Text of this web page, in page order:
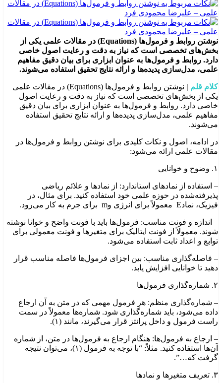
نوشتن روابط و فرمول‌ها (Equations) در مقالات علمی یکی از
بخش‌های تخصصی است که نیاز به دقت و رعایت اصول خاصی
دارد. روابط و فرمول‌ها به عنوان ابزاری برای بیان دقیق مفاهیم
علمی، مدل‌سازی پدیده‌ها و ارائه نتایج تحقیق استفاده می‌شوند.
کلام قلم |
نوشتن روابط و فرمول‌ها (Equations) در مقالات علمی
یکی از بخش‌های تخصصی است که نیاز به دقت و رعایت اصول
خاصی دارد. روابط و فرمول‌ها به عنوان ابزاری برای بیان دقیق
مفاهیم علمی، مدل‌سازی پدیده‌ها و ارائه نتایج تحقیق استفاده
می‌شوند.
در ادامه، اصول و نکات کلیدی برای نوشتن روابط و فرمول‌ها در
مقالات علمی ارائه می‌شود:
۱. وضوح و خوانایی
– استفاده از نمادهای استاندارد: از نمادها و علائم ریاضی
پذیرفته‌شده در حوزه علمی خود استفاده کنید. برای مثال، در
فیزیک، نمادE معمولاً برای انرژی وm برای جرم به کار می‌رود.
– اندازه و فونت مناسب: فرمول‌ها باید با فونت واضح و خوانا نوشته
شوند. معمولاً از فونت ایتالیک برای متغیرها و فونت معمولی برای
توابع و اعداد ثابت استفاده می‌شود.
– فاصله‌گذاری مناسب: بین اجزای فرمول‌ها فاصله مناسب قرار
دهید تا خوانایی افزایش یابد.
۲. شماره‌گذاری فرمول‌ها
– شماره‌گذاری منظم: هر فرمول مهمی که در متن به آن ارجاع
داده می‌شود، باید شماره‌گذاری شود. شماره‌ها معمولاً در سمت
راست فرمول و داخل پرانتز قرار می‌گیرند، مانند (۱).
– ارجاع به فرمول‌ها: هنگام ارجاع به فرمول‌ها در متن، از شماره
آن‌ها استفاده کنید. مثلاً: “با توجه به فرمول (۱)، می‌توان نتیجه
گرفت که…”.
۳. تعریف متغیرها و نمادها